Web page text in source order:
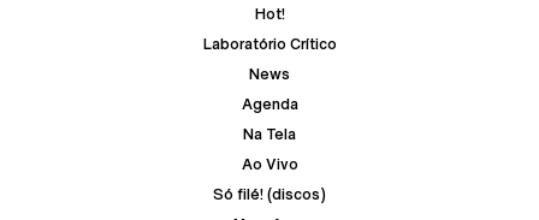
Hot!
Laboratório Crítico
News
Agenda
Na Tela
Ao Vivo
Só filé! (discos)